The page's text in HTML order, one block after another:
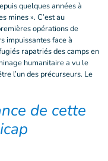
quelques années à
mines ». C’est au
opérations de
impuissantes face à
rapatriés des camps en
humanitaire a vu le
l’un des précurseurs. Le
de cette